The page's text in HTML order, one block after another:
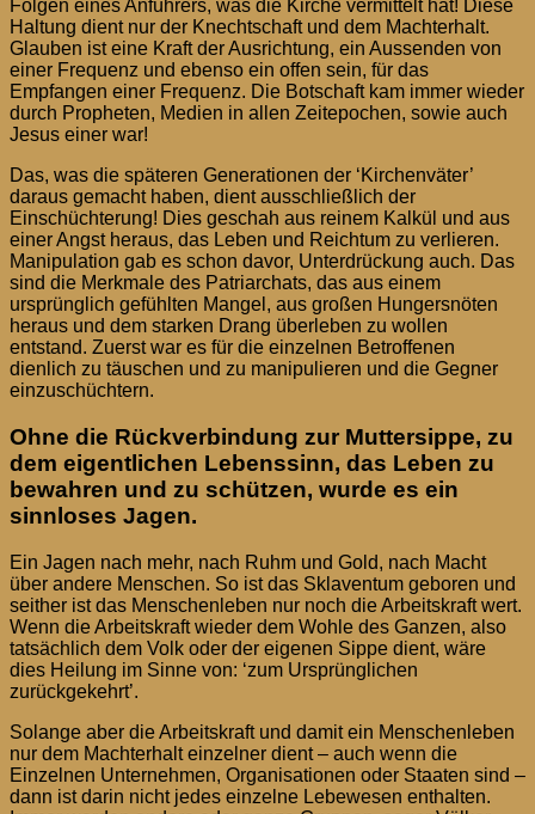
Folgen eines Anführers, was die Kirche vermittelt hat! Diese
Haltung dient nur der Knechtschaft und dem Machterhalt.
Glauben ist eine Kraft der Ausrichtung, ein Aussenden von
einer Frequenz und ebenso ein offen sein, für das
Empfangen einer Frequenz. Die Botschaft kam immer wieder
durch Propheten, Medien in allen Zeitepochen, sowie auch
Jesus einer war!
Das, was die späteren Generationen der ‘Kirchenväter’
daraus gemacht haben, dient ausschließlich der
Einschüchterung! Dies geschah aus reinem Kalkül und aus
einer Angst heraus, das Leben und Reichtum zu verlieren.
Manipulation gab es schon davor, Unterdrückung auch. Das
sind die Merkmale des Patriarchats, das aus einem
ursprünglich gefühlten Mangel, aus großen Hungersnöten
heraus und dem starken Drang überleben zu wollen
entstand. Zuerst war es für die einzelnen Betroffenen
dienlich zu täuschen und zu manipulieren und die Gegner
einzuschüchtern.
Ohne die Rückverbindung zur Muttersippe, zu
dem eigentlichen Lebenssinn, das Leben zu
bewahren und zu schützen, wurde es ein
sinnloses Jagen.
Ein Jagen nach mehr, nach Ruhm und Gold, nach Macht
über andere Menschen. So ist das Sklaventum geboren und
seither ist das Menschenleben nur noch die Arbeitskraft wert.
Wenn die Arbeitskraft wieder dem Wohle des Ganzen, also
tatsächlich dem Volk oder der eigenen Sippe dient, wäre
dies Heilung im Sinne von: ‘zum Ursprünglichen
zurückgekehrt’.
Solange aber die Arbeitskraft und damit ein Menschenleben
nur dem Machterhalt einzelner dient – auch wenn die
Einzelnen Unternehmen, Organisationen oder Staaten sind –
dann ist darin nicht jedes einzelne Lebewesen enthalten.